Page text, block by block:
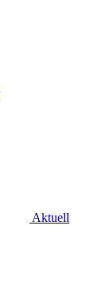
Aktuell